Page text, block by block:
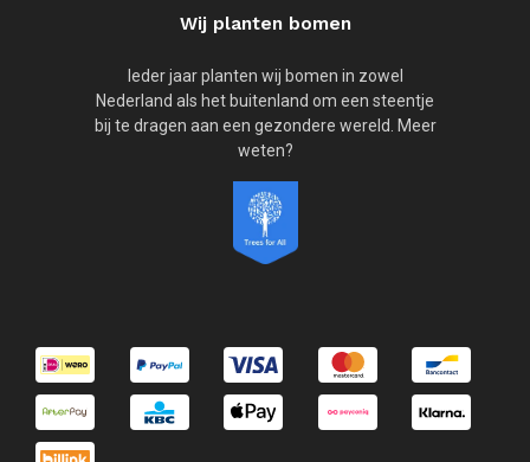
Wij planten bomen
Ieder jaar planten wij bomen in zowel
Nederland als het buitenland om een steentje
bij te dragen aan een gezondere wereld. Meer
weten?